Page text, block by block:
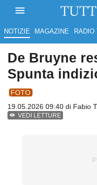
NOTIZIE MAGAZINE RADIO
De Bruyne
Spunta
FOTO
19.05.2026 09:40 di Fabio
VEDI LETTURE